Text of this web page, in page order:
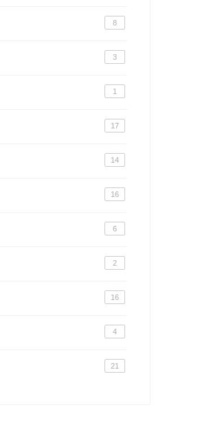
8
3
1
17
14
16
6
2
16
4
21